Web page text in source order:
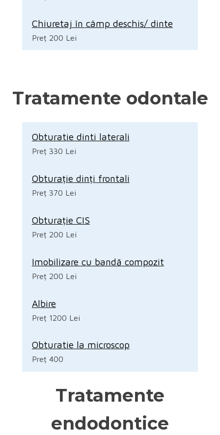
Chiuretaj în câmp deschis/ dinte
Preț 200 Lei
Tratamente odontale
Obturatie dinti laterali
Preț 330 Lei
Obturație dinți frontali
Preț 370 Lei
Obturație CIS
Preț 200 Lei
Imobilizare cu bandă compozit
Preț 200 Lei
Albire
Preț 1200 Lei
Obturatie la microscop
Preț 400
Tratamente
endodontice